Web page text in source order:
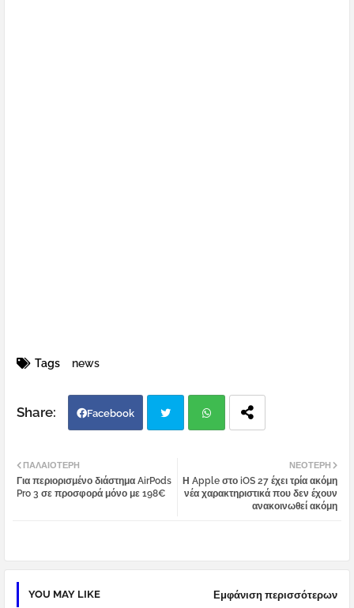
Tags news
Facebook
tter atsa
ΝΕΌΤΕΡΗ
Η Apple στο iOS 27 έχει τρία ακόμη
νέα χαρακτηριστικά που δεν έχουν
ανακοινωθεί ακόμη
ΠΑΛΑΙΌΤΕΡΗ
Για περιορισμένο διάστημα AirPods
Pro 3 σε προσφορά μόνο με 198€
YOU MAY LIKE Εμφάνιση περισσότερων